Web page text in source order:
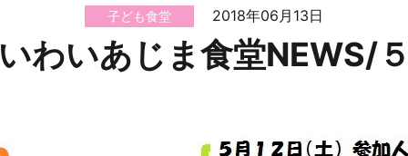
子ども食堂 2018年06月13日
わいあじま食堂NEWS/